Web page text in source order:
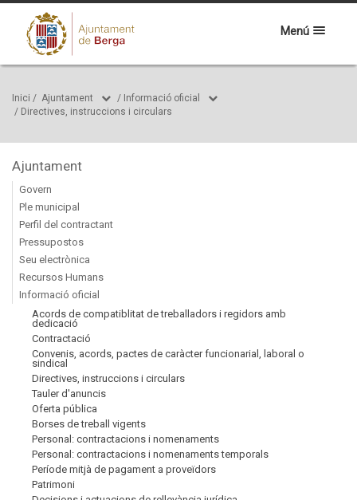
Menú
Inici / Ajuntament / Informació oficial
/ Directives, instruccions i circulars
Ajuntament
Govern
Ple municipal
Perfil del contractant
Pressupostos
Seu electrònica
Recursos Humans
Informació oficial
Acords de compatiblitat de treballadors i regidors amb
dedicació
Contractació
Convenis, acords, pactes de caràcter funcionarial, laboral o
sindical
Directives, instruccions i circulars
Tauler d'anuncis
Oferta pública
Borses de treball vigents
Personal: contractacions i nomenaments
Personal: contractacions i nomenaments temporals
Període mitjà de pagament a proveïdors
Patrimoni